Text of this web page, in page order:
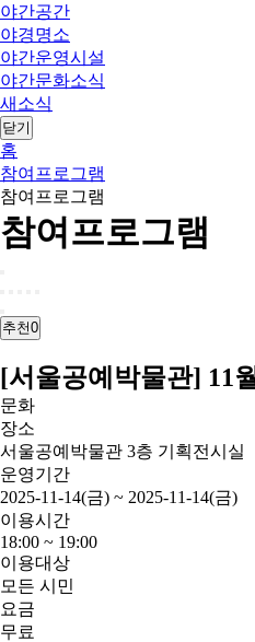
야간공간
야경명소
야간운영시설
야간문화소식
새소식
닫기
홈
참여프로그램
참여프로그램
참여프로그램
추천0
[서울공예박물관] 11
문화
장소
서울공예박물관 3층 기획전시실
운영기간
2025-11-14(금) ~ 2025-11-14(금)
이용시간
18:00 ~ 19:00
이용대상
모든 시민
요금
무료